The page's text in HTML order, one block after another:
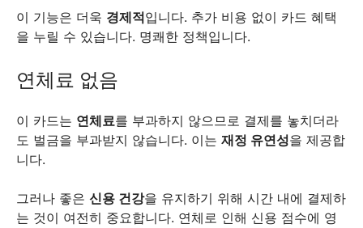
이 기능은 더욱 경제적입니다. 추가 비용 없이 카드 혜택
을 누릴 수 있습니다. 명쾌한 정책입니다.
연체료 없음
이 카드는 연체료를 부과하지 않으므로 결제를 놓치더라
도 벌금을 부과받지 않습니다. 이는 재정 유연성을 제공합
니다.
그러나 좋은 신용 건강을 유지하기 위해 시간 내에 결제하
는 것이 여전히 중요합니다. 연체로 인해 신용 점수에 영